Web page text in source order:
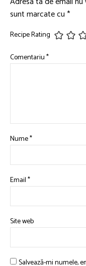
sunt marcate cu*
Recipe Rating
Comentariu*
Nume*
Email*
Site web
Salvează-mi numele,